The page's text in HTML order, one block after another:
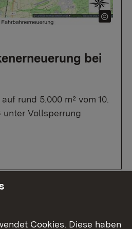
bei
rund 5.000 m² vom 10.
unter Vollsperrung
Cookies. Diese haben